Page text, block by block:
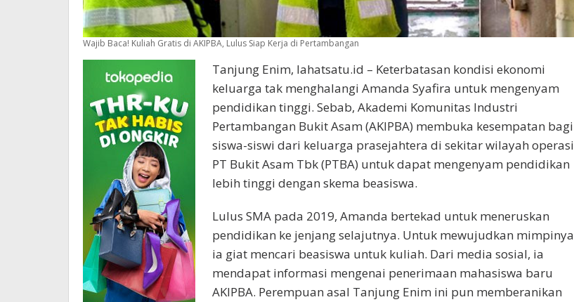
Wajib Baca! Kuliah Gratis di AKIPBA, Lulus Siap Kerja di Pertambangan
Tanjung Enim, lahatsatu.id – Keterbatasan kondisi ekonomi
keluarga tak menghalangi Amanda Syafira untuk mengenyam
pendidikan tinggi. Sebab, Akademi Komunitas Industri
Pertambangan Bukit Asam (AKIPBA) membuka kesempatan bagi
siswa-siswi dari keluarga prasejahtera di sekitar wilayah operasi
PT Bukit Asam Tbk (PTBA) untuk dapat mengenyam pendidikan
lebih tinggi dengan skema beasiswa.
Lulus SMA pada 2019, Amanda bertekad untuk meneruskan
pendidikan ke jenjang selajutnya. Untuk mewujudkan mimpinya
ia giat mencari beasiswa untuk kuliah. Dari media sosial, ia
mendapat informasi mengenai penerimaan mahasiswa baru
AKIPBA. Perempuan asal Tanjung Enim ini pun memberanikan